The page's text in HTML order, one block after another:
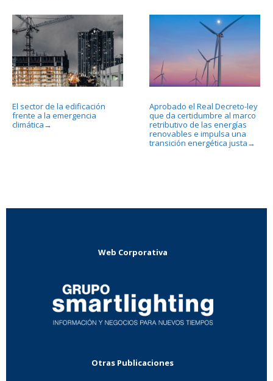
El sector de la edificación
frente a la emergencia
climática →
Aprobado el Real Decreto-ley
que da certidumbre al marco
retributivo de las energías
renovables e impulsa una
transición energética justa →
Web Corporativa
Otras Publicaciones